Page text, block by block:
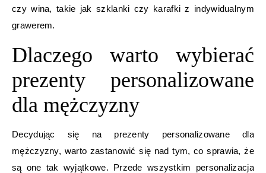
czy wina, takie jak szklanki czy karafki z indywidualnym
grawerem.
Dlaczego warto wybierać
prezenty personalizowane
dla mężczyzny
Decydując się na prezenty personalizowane dla
mężczyzny, warto zastanowić się nad tym, co sprawia, że
są one tak wyjątkowe. Przede wszystkim personalizacja